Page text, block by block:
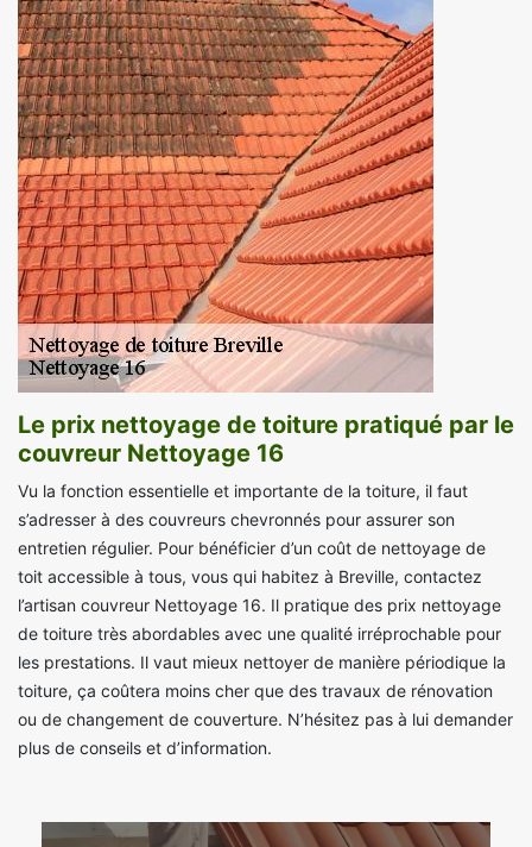
Le prix nettoyage de toiture pratiqué par le
couvreur Nettoyage 16
Vu la fonction essentielle et importante de la toiture, il faut
s’adresser à des couvreurs chevronnés pour assurer son
entretien régulier. Pour bénéficier d’un coût de nettoyage de
toit accessible à tous, vous qui habitez à Breville, contactez
l’artisan couvreur Nettoyage 16. Il pratique des prix nettoyage
de toiture très abordables avec une qualité irréprochable pour
les prestations. Il vaut mieux nettoyer de manière périodique la
toiture, ça coûtera moins cher que des travaux de rénovation
ou de changement de couverture. N’hésitez pas à lui demander
plus de conseils et d’information.